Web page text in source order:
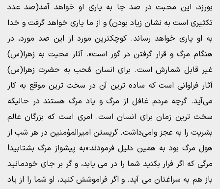
بورزد، این محبت در صد جا به یاری او خواهد آمد(صد عدد
تکثیری است به نشان زیاد بودن) و از ما یاری خواهد گرفت و خدا
به او یاری خواهد رساند. کوچکترین مورد از این صد مورد، در
هنگام مرگ و قرار گرفتن در گور است». آثار محبت به زهرا(س)
غیر قابل شمارش است. برای انسان مُحب به حضرت زهرا(س)
آثار فراوانی است که ساده ترین آن در سخت ترین موقع به کار
می‌آید. گرچه مردم غافل از مرگ و یاد مرگ هستند در حالیکه
سخت ترین زمان برای انسان است. امری است که بزرگان عالم
بشریت را به عجز وامی‌داشت. گریستن امیرالمؤمنین در هر شب از
هول مرگ بود به همین دلیل فرمودند:«به پیشواز مرگ بشتابید!
مرگی که اگر فرار بکنید شما را در می یابد، و گر بر جای خودمانید
باز هم به سراغتان می آید. و اگر فراموشش کنید، او شما را از یاد